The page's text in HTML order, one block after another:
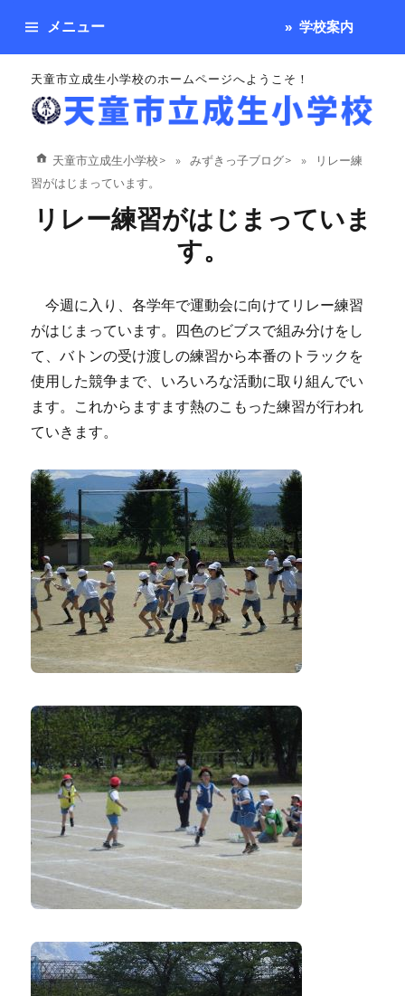
天童市立成生小学校のホームページへようこそ！
メニュー 学校案内
天童市立成生小学校 > みずきっ子ブログ>
リレー練
習がはじまっています。
リレー練習がはじまっていま
す。
今週に入り、各学年で運動会に向けてリレー練習
がはじまっています。四色のビブスで組み分けをし
て、バトンの受け渡しの練習から本番のトラックを
使用した競争まで、いろいろな活動に取り組んでい
ます。これからますます熱のこもった練習が行われ
ていきます。